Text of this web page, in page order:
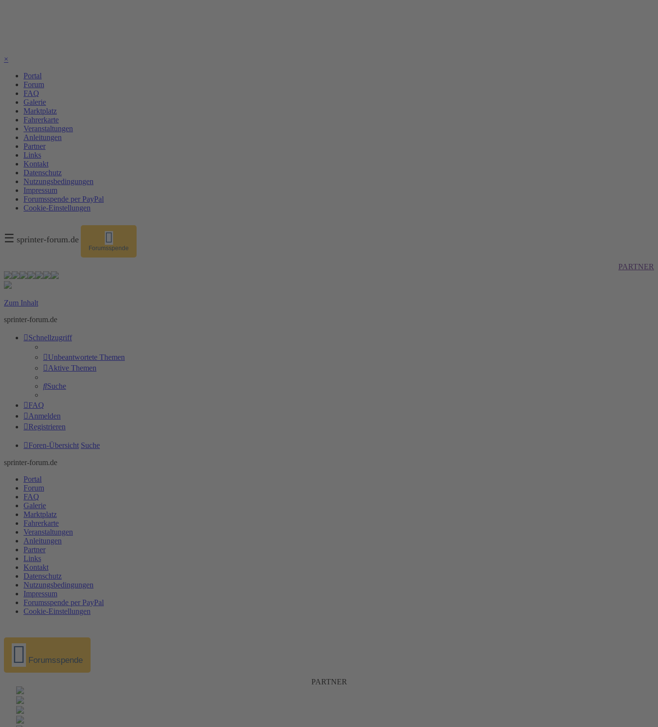
×
Portal
Forum
FAQ
Galerie
Marktplatz
Fahrerkarte
Veranstaltungen
Anleitungen
Partner
Links
Kontakt
Datenschutz
Nutzungsbedingungen
Impressum
Forumsspende per PayPal
Cookie-Einstellungen
☰ sprinter-forum.de
Forumsspende
PARTNER
Zum Inhalt
sprinter-forum.de
Schnellzugriff
Unbeantwortete Themen
Aktive Themen
Suche
FAQ
Anmelden
Registrieren
Foren-Übersicht Suche
sprinter-forum.de
Portal
Forum
FAQ
Galerie
Marktplatz
Fahrerkarte
Veranstaltungen
Anleitungen
Partner
Links
Kontakt
Datenschutz
Nutzungsbedingungen
Impressum
Forumsspende per PayPal
Cookie-Einstellungen
Forumsspende
PARTNER